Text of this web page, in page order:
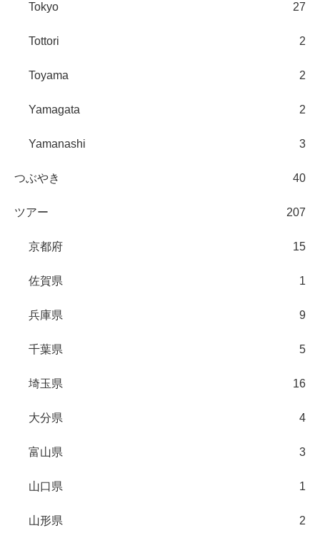
Tokyo 27
Tottori 2
Toyama 2
Yamagata 2
Yamanashi 3
つぶやき 40
ツアー 207
京都府 15
佐賀県 1
兵庫県 9
千葉県 5
埼玉県 16
大分県 4
富山県 3
山口県 1
山形県 2